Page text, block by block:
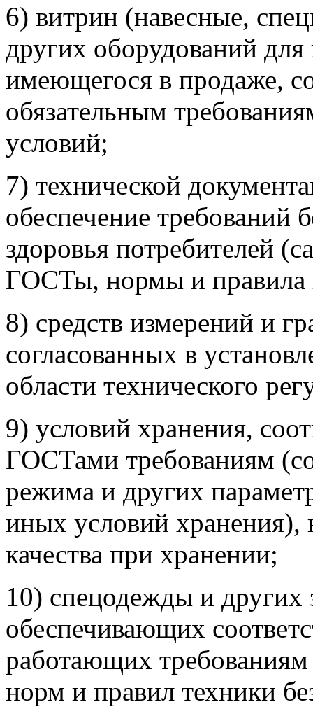
6) витрин (навесные,
других оборудований для
имеющегося в продаже,
обязательным
условий;
7) технической
обеспечение требований
здоровья потребителей
ГОСТы, нормы и правила
8) средств измерений и
согласованных в
области технического
9) условий хранения,
ГОСТами требованиям
режима и других
иных условий
качества при хранении;
10) спецодежды и других
обеспечивающих
работающих требованиям
норм и правил техники